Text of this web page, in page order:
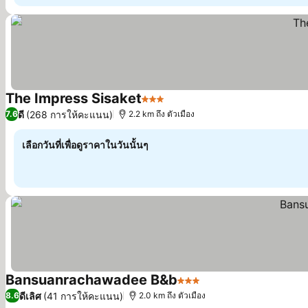
The Impress Sisaket3 ดาว ดูราคา
7.6ดี (268 การให้คะแนน) 2.2 km ถึง ตัวเมือง
เลือกวันที่เพื่อดูราคาในวันนั้นๆ
Bansuanrachawadee B&b3 ดาว
8.6ดีเลิศ (41 การให้คะแนน) 2.0 km ถึง ตัวเมือง